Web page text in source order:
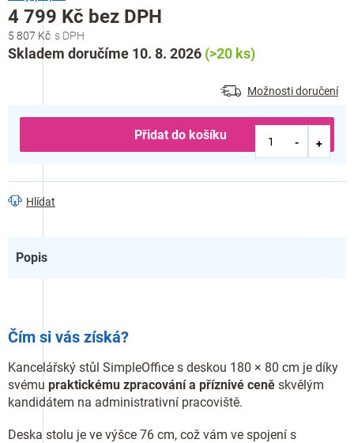
5 807 Kč
4 799 Kč bez DPH
Měrná
cena:
Skladem doručíme 10. 8. 2026 (>20 ks)
Možnosti doručení
Přidat do košíku
Hlídat
Popis
Čím si vás získá?
Kancelářský stůl SimpleOffice s deskou 180 × 80 cm je díky
svému praktickému zpracování a příznivé ceně skvělým
kandidátem na administrativní pracoviště.
Deska stolu je ve výšce 76 cm, což vám ve spojení s